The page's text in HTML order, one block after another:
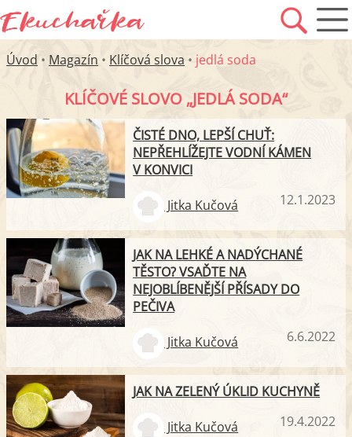
Úvod • Magazín • Klíčová slova • jedlá soda
KLÍČOVÉ SLOVO „JEDLÁ SODA“
ČISTÉ DNO, LEPŠÍ CHUŤ:
NEPŘEHLÍŽEJTE VODNÍ KÁMEN
V KONVICI
Jitka Kučová 12.1.2023
JAK NA LEHKÉ A NADÝCHANÉ
TĚSTO? VSAĎTE NA
NEJOBLÍBENĚJŠÍ PŘÍSADY DO
PEČIVA
Jitka Kučová 6.6.2022
JAK NA ZELENÝ ÚKLID KUCHYNĚ
Jitka Kučová 19.4.2022